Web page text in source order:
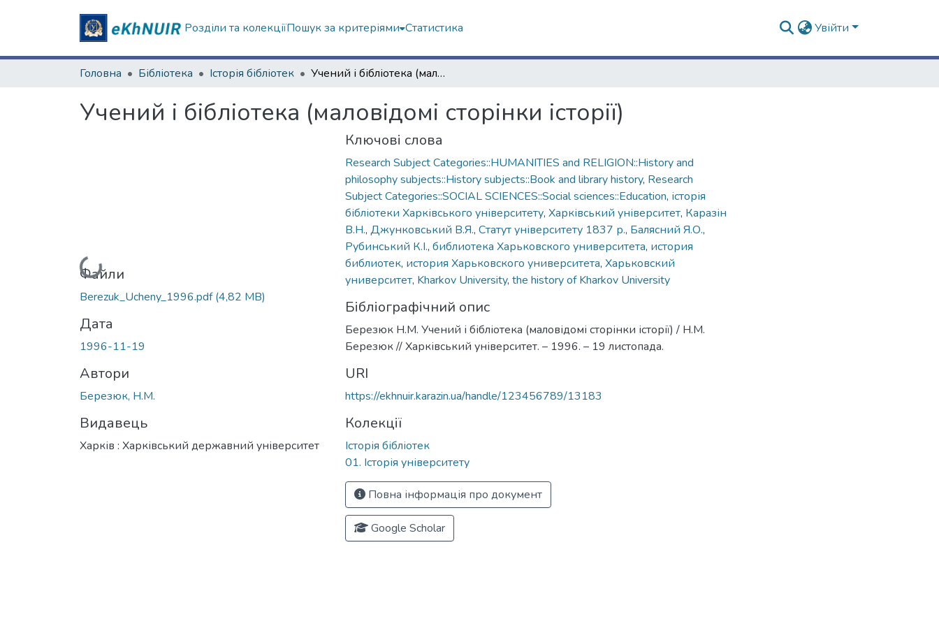
Розділи та колекціїПошук за критеріями Статистика Увійти
Головна Бібліотека Історія бібліотек Учений і бібліотека (маловідомі сторінки історії)
Учений і бібліотека (маловідомі сторінки історії)
Вантажиться...
Файли
Berezuk_Ucheny_1996.pdf(4,82 MB)
Дата
1996-11-19
Автори
Березюк, Н.М.
Видавець
Харків : Харківський державний університет
Ключові слова
Research Subject Categories::HUMANITIES and RELIGION::History and
philosophy subjects::History subjects::Book and library history, Research
Subject Categories::SOCIAL SCIENCES::Social sciences::Education, історія
бібліотеки Харківського університету, Харківський університет, Каразін
В.Н., Джунковський В.Я., Статут університету 1837 р., Балясний Я.О.,
Рубинський К.І., библиотека Харьковского университета, история
библиотек, история Харьковского университета, Харьковский
университет, Kharkov University, the history of Kharkov University
Бібліографічний опис
Березюк Н.М. Учений і бібліотека (маловідомі сторінки історії) / Н.М.
Березюк // Харківський університет. – 1996. – 19 листопада.
URI
https://ekhnuir.karazin.ua/handle/123456789/13183
Колекції
Історія бібліотек
01. Історія університету
Повна інформація про документ
Google Scholar